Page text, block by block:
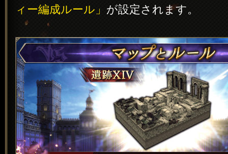
ィー編成ルール」 が設定されます。